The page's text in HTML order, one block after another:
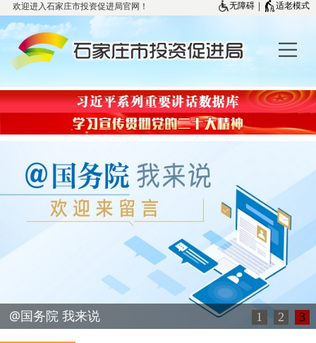
欢迎进入石家庄市投资促进局官网！ 无障碍 | 适老模式
@国务院 我来说 1 2 3